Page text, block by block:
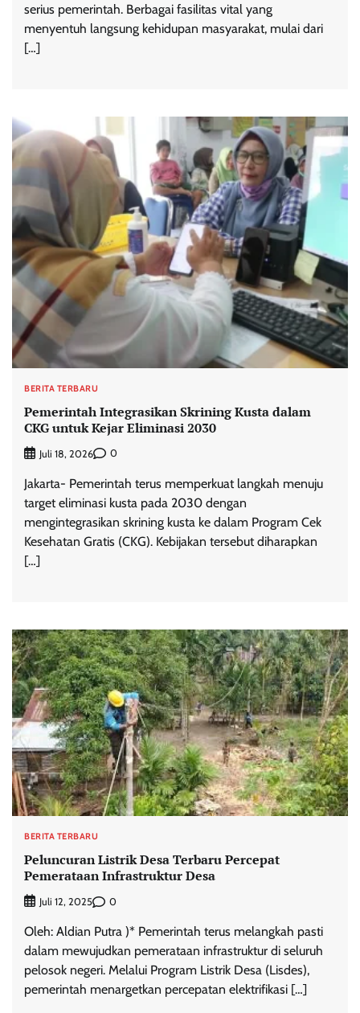
serius pemerintah. Berbagai fasilitas vital yang
menyentuh langsung kehidupan masyarakat, mulai dari
[…]
BERITA TERBARU
Pemerintah Integrasikan Skrining Kusta dalam
CKG untuk Kejar Eliminasi 2030
Juli 18, 2026 0
Jakarta- Pemerintah terus memperkuat langkah menuju
target eliminasi kusta pada 2030 dengan
mengintegrasikan skrining kusta ke dalam Program Cek
Kesehatan Gratis (CKG). Kebijakan tersebut diharapkan
[…]
BERITA TERBARU
Peluncuran Listrik Desa Terbaru Percepat
Pemerataan Infrastruktur Desa
Juli 12, 2025 0
Oleh: Aldian Putra )* Pemerintah terus melangkah pasti
dalam mewujudkan pemerataan infrastruktur di seluruh
pelosok negeri. Melalui Program Listrik Desa (Lisdes),
pemerintah menargetkan percepatan elektrifikasi […]